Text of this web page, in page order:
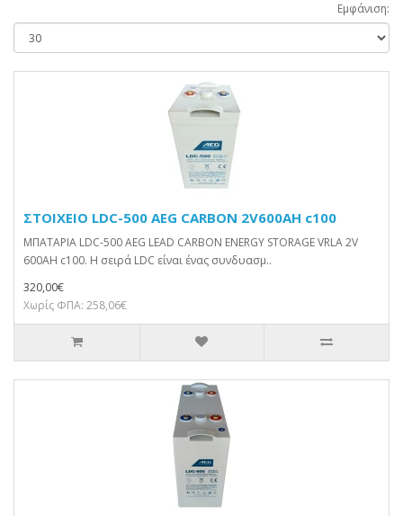
Εμφάνιση:
ΣΤΟΙΧΕΙΟ LDC-500 AEG CARBON 2V600AH c100
ΜΠΑΤΑΡΙΑ LDC-500 AEG LEAD CARBON ENERGY STORAGE VRLA 2V
600AH c100. Η σειρά LDC είναι ένας συνδυασμ..
320,00€
Χωρίς ΦΠΑ: 258,06€